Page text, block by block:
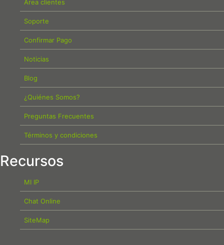
Área clientes
Soporte
Confirmar Pago
Noticias
Blog
¿Quiénes Somos?
Preguntas Frecuentes
Términos y condiciones
Recursos
MI IP
Chat Online
SiteMap